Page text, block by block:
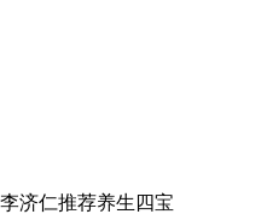
济仁推荐养生四宝